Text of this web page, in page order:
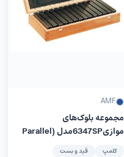
AMF
مجموعه بلوک‌های
موازی6347SPمدل (Parallel
کلمپ قید و بست